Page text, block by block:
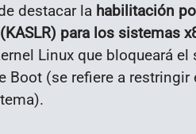
destacar la habilitación
(KASLR) para los sistemas
Linux que bloqueará
Boot (se refiere a